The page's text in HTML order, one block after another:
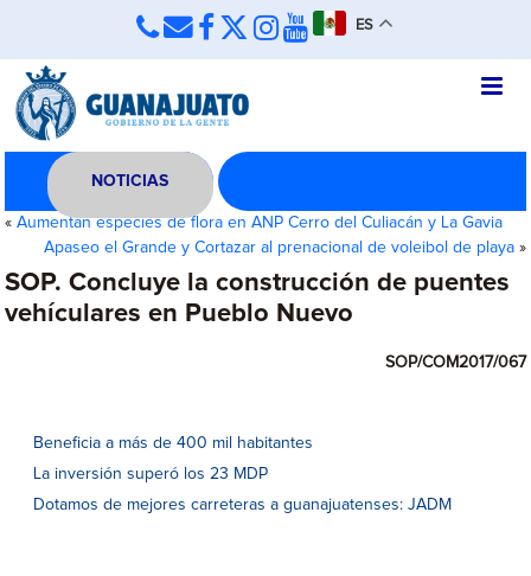
ES
NOTICIAS
«Aumentan especies de flora en ANP Cerro del Culiacán y La Gavia
Apaseo el Grande y Cortazar al prenacional de voleibol de playa»
SOP. Concluye la construcción de puentes
vehículares en Pueblo Nuevo
SOP/COM2017/067
Beneficia a más de 400 mil habitantes
La inversión superó los 23 MDP
Dotamos de mejores carreteras a guanajuatenses: JADM